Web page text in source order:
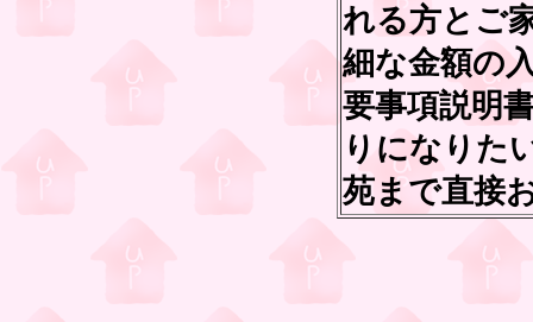
れる方とご
細な金額の
要事項説明
りになりた
苑まで直接